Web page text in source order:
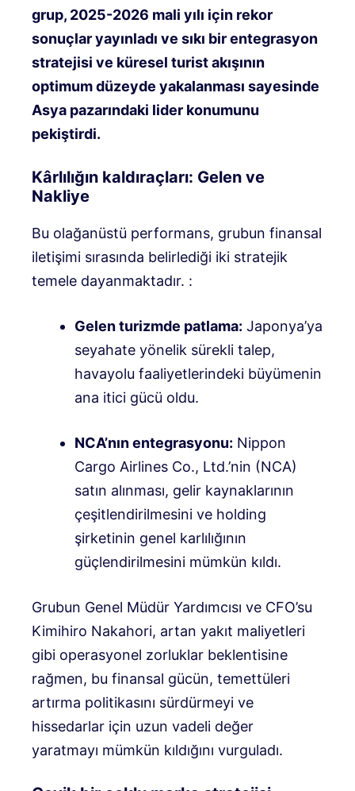
grup, 2025-2026 mali yılı için rekor
sonuçlar yayınladı ve sıkı bir entegrasyon
stratejisi ve küresel turist akışının
optimum düzeyde yakalanması sayesinde
Asya pazarındaki lider konumunu
pekiştirdi.
Kârlılığın kaldıraçları: Gelen ve
Nakliye
Bu olağanüstü performans, grubun finansal
iletişimi sırasında belirlediği iki stratejik
temele dayanmaktadır. :
Gelen turizmde patlama: Japonya’ya
seyahate yönelik sürekli talep,
havayolu faaliyetlerindeki büyümenin
ana itici gücü oldu.
NCA’nın entegrasyonu: Nippon
Cargo Airlines Co., Ltd.’nin (NCA)
satın alınması, gelir kaynaklarının
çeşitlendirilmesini ve holding
şirketinin genel karlılığının
güçlendirilmesini mümkün kıldı.
Grubun Genel Müdür Yardımcısı ve CFO’su
Kimihiro Nakahori, artan yakıt maliyetleri
gibi operasyonel zorluklar beklentisine
rağmen, bu finansal gücün, temettüleri
artırma politikasını sürdürmeyi ve
hissedarlar için uzun vadeli değer
yaratmayı mümkün kıldığını vurguladı.